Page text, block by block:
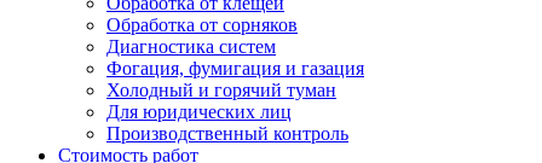
Обработка от сорняков
Диагностика систем
Фогация, фумигация и газация
Холодный и горячий туман
Для юридических лиц
Производственный контроль
Стоимость работ